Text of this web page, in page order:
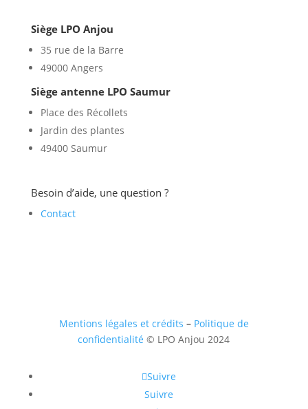
Siège LPO Anjou
35 rue de la Barre
49000 Angers
Siège antenne LPO Saumur
Place des Récollets
Jardin des plantes
49400 Saumur
Besoin d’aide, une question ?
Contact
Mentions légales et crédits – Politique de
confidentialité © LPO Anjou 2024
Suivre
Suivre